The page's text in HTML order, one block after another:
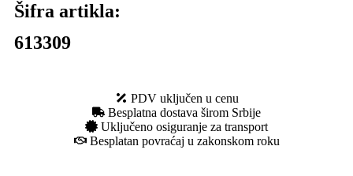
Šifra artikla:
613309
PDV uključen u cenu
Besplatna dostava širom Srbije
Uključeno osiguranje za transport
Besplatan povraćaj u zakonskom roku